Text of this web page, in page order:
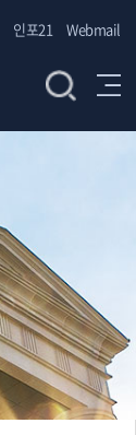
인포21 Webmail